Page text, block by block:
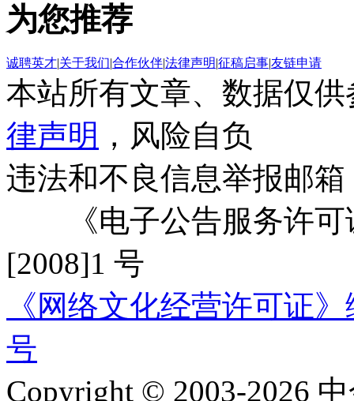
为您推荐
诚聘英才|关于我们|合作伙伴|法律声明|征稿启事|友链申请
本站所有文章、数据仅
律声明 ，风险自负
违法和不良信息举报邮箱
《电子公告服务许可
[2008]1 号
《网络文化经营许可证
号
Copyright © 2003-2026